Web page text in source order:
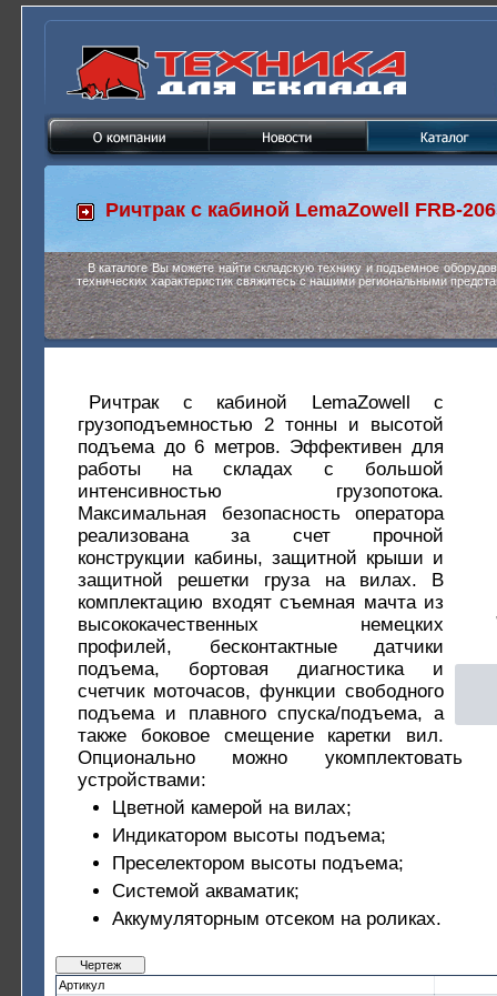
Ричтрак с кабиной LemaZowell FRB-
В каталоге Вы можете найти складскую технику и подъемное
технических характеристик свяжитесь с нашими региональными
Ричтрак с кабиной LemaZowell с
грузоподъемностью 2 тонны и высотой
подъема до 6 метров. Эффективен для
работы на складах с большой
интенсивностью грузопотока.
Максимальная безопасность оператора
реализована за счет прочной
конструкции кабины, защитной крыши и
защитной решетки груза на вилах. В
комплектацию входят съемная мачта из
высококачественных немецких
профилей, бесконтактные датчики
подъема, бортовая диагностика и
счетчик моточасов, функции свободного
подъема и плавного спуска/подъема, а
также боковое смещение каретки вил.
Опционально можно укомплектовать
устройствами:
Цветной камерой на вилах;
Индикатором высоты подъема;
Преселектором высоты подъема;
Системой акваматик;
Аккумуляторным отсеком на роликах.
Чертеж
Артикул